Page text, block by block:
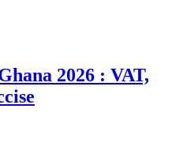
2026 : VAT,